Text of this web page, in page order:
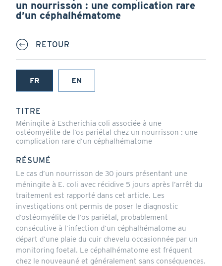
un nourrisson : une complication rare
d’un céphalhématome
RETOUR
FR
(onglet
EN
TITRE
Méningite à Escherichia coli associée à une
ostéomyélite de l’os pariétal chez un nourrisson : une
complication rare d’un céphalhématome
RÉSUMÉ
Le cas d’un nourrisson de 30 jours présentant une
méningite à E. coli avec récidive 5 jours après l’arrêt du
traitement est rapporté dans cet article. Les
investigations ont permis de poser le diagnostic
d’ostéomyélite de l’os pariétal, probablement
consécutive à l’infection d’un céphalhématome au
départ d’une plaie du cuir chevelu occasionnée par un
monitoring foetal. Le céphalhématome est fréquent
chez le nouveauné et généralement sans conséquences.